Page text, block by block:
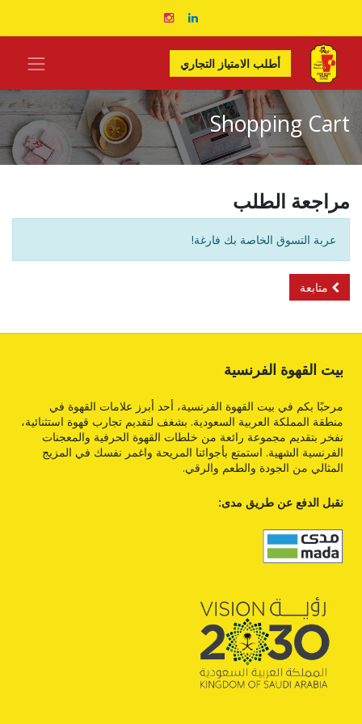
أطلب الامتياز التجاري​
Shopping Cart
مراجعة الطلب
عربة التسوق الخاصة بك فارغة!
متابعة
بيت القهوة الفرنسية
مرحبًا بكم في بيت القهوة الفرنسية، أحد أبرز علامات القهوة في
منطقة المملكة العربية السعودية. بشغف لتقديم تجارب قهوة استثنائية،
نفخر بتقديم مجموعة رائعة من خلطات القهوة الحرفية والمعجنات
الفرنسية الشهية. استمتع بأجوائنا المريحة واغمر نفسك في المزيج
المثالي من الجودة والطعم والرقي.
نقبل الدفع عن طريق مدى: